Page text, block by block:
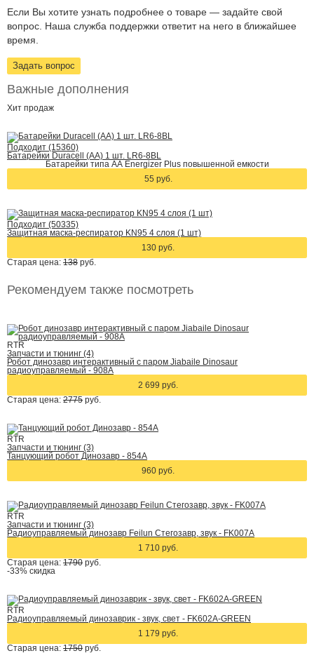
Если Вы хотите узнать подробнее о товаре — задайте свой
вопрос. Наша служба поддержки ответит на него в ближайшее
время.
Задать вопрос
Важные дополнения
Хит продаж
Подходит (15360)
Батарейки Duracell (АА) 1 шт. LR6-8BL
Батарейки типа АА Energizer Plus повышенной емкости
55 руб.
Подходит (50335)
Защитная маска-респиратор KN95 4 слоя (1 шт)
130 руб.
Старая цена: 138 руб.
Рекомендуем также посмотреть
RTR
Запчасти и тюнинг (4)
Робот динозавр интерактивный с паром Jiabaile Dinosaur
радиоуправляемый - 908A
2 699 руб.
Старая цена: 2775 руб.
RTR
Запчасти и тюнинг (3)
Танцующий робот Динозавр - 854А
960 руб.
RTR
Запчасти и тюнинг (3)
Радиоуправляемый динозавр Feilun Стегозавр, звук - FK007A
1 710 руб.
Старая цена: 1790 руб.
-33% скидка
RTR
Радиоуправляемый динозаврик - звук, свет - FK602A-GREEN
1 179 руб.
Старая цена: 1750 руб.